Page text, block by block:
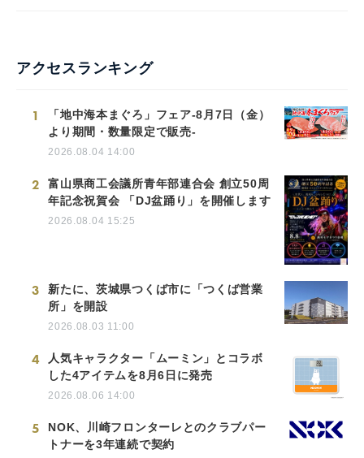
アクセスランキング
1
「地中海本まぐろ」フェア-8月7日（金）
より期間・数量限定で販売-
2026.08.04 14:00
2
富山県商工会議所青年部連合会 創立50周
年記念祝賀会 「DJ盆踊り」を開催します
2026.08.04 15:25
3
新たに、茨城県つくば市に「つくば営業
所」を開設
2026.08.03 11:00
4
人気キャラクター「ムーミン」とコラボ
した4アイテムを8月6日に発売
2026.08.06 14:00
5
NOK、川崎フロンターレとのクラブパー
トナーを3年連続で契約